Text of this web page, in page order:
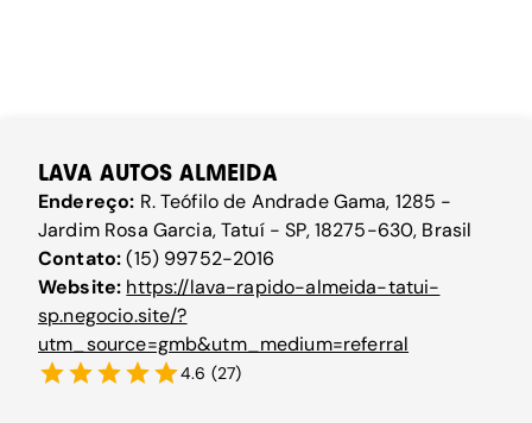
LAVA AUTOS ALMEIDA
Endereço: R. Teófilo de Andrade Gama, 1285 -
Jardim Rosa Garcia, Tatuí - SP, 18275-630, Brasil
Contato:(15) 99752-2016
Website: https://lava-rapido-almeida-tatui-
sp.negocio.site/?
utm_source=gmb&utm_medium=referral
4.6 (27)